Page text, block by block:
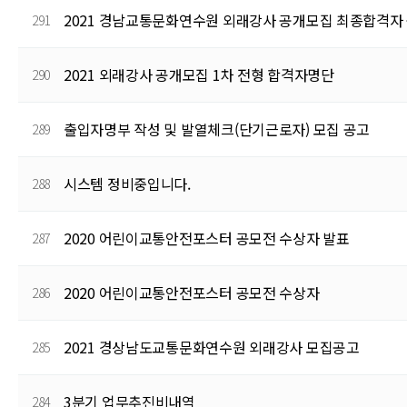
291 2021 경남교통문화연수원 외래강사 공개모집 최종합격자
290 2021 외래강사 공개모집 1차 전형 합격자명단
289 출입자명부 작성 및 발열체크(단기근로자) 모집 공고
288 시스템 정비중입니다.
287 2020 어린이교통안전포스터 공모전 수상자 발표
286 2020 어린이교통안전포스터 공모전 수상자
285 2021 경상남도교통문화연수원 외래강사 모집공고
284 3분기 업무추진비내역